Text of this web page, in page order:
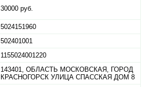
30000 руб.
5024151960
502401001
1155024001220
143401, ОБЛАСТЬ МОСКОВСКАЯ, ГОРОД
КРАСНОГОРСК УЛИЦА СПАССКАЯ ДОМ 8